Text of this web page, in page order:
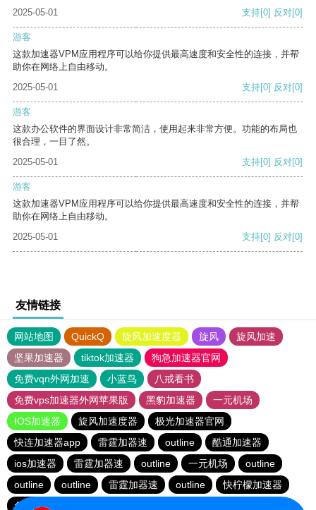
2025-05-01
支持[0] 反对[0]
游客
这款加速器VPM应用程序可以给你提供最高速度和安全性的连接，并帮
助你在网络上自由移动。
2025-05-01
支持[0] 反对[0]
游客
这款办公软件的界面设计非常简洁，使用起来非常方便。功能的布局也
很合理，一目了然。
2025-05-01
支持[0] 反对[0]
游客
这款加速器VPM应用程序可以给你提供最高速度和安全性的连接，并帮
助你在网络上自由移动。
2025-05-01
支持[0] 反对[0]
友情链接
网站地图 QuickQ 旋风加速度器 旋风
旋风加速
坚果加速器
tiktok加速器
狗急加速器官网
免费vqn外网加速
小蓝鸟
八戒看书
免费vps加速器外网苹果版
黑豹加速器
一元机场
IOS加速器
旋风加速度器
极光加速器官网
快连加速器app
雷霆加器速 outline
酷通加速器
ios加速器
雷霆加器速 outline 一元机场
outline
outline
outline 雷霆加器速 outline
快柠檬加速器
免费VP加速器